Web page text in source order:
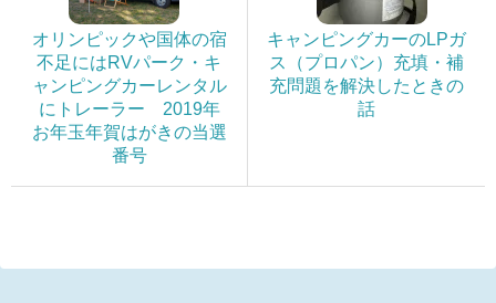
オリンピックや国体の宿
不足にはRVパーク・キ
ャンピングカーレンタル
にトレーラー 2019年
お年玉年賀はがきの当選
番号
キャンピングカーのLPガ
ス（プロパン）充填・補
充問題を解決したときの
話